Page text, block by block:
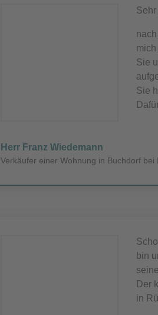
Sie
Sie
Herr Franz Wiedemann
Verkäufer einer Wohnung in Buchdorf bei
bin
Der
in